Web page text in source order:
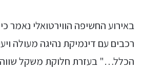
באירוע החשיפה הווירטואלי נאמר
רכבים עם דינמיקת נהיגה מעולה
הכלל…" בעזרת חלוקת משקל שווה